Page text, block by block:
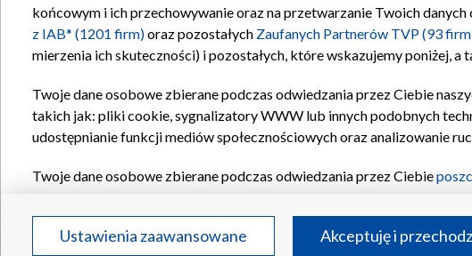
końcowym i ich przechowywanie oraz na przetwarzanie Twoich
z IAB* (1201 firm)oraz pozostałych Zaufanych Partnerów TVP (93
mierzenia ich skuteczności) i pozostałych, które wskazujemy poniżej,
Twoje dane osobowe zbierane podczas odwiedzania przez Ciebie
takich jak: pliki cookie, sygnalizatory WWW lub innych podobnych
udostępnianie funkcji mediów społecznościowych oraz analizowanie
Twoje dane osobowe zbierane podczas odwiedzania przez Ciebie
Partnerów TVPdla realizacji następujących celów i funkcji:
reklam, tworzenia profilu spersonalizowanych reklam, tworzenia
Ustawienia zaawansowane Akceptuję i